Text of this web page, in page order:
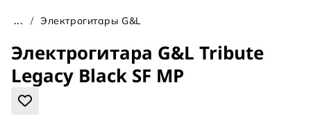
Электрогитары G&L
Электрогитара G&L Tribute
Legacy Black SF MP